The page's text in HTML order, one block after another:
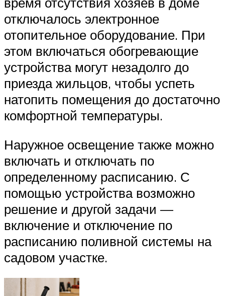
отключалось электронное
отопительное оборудование. При
этом включаться обогревающие
устройства могут незадолго до
приезда жильцов, чтобы успеть
натопить помещения до достаточно
комфортной температуры.
Наружное освещение также можно
включать и отключать по
определенному расписанию. С
помощью устройства возможно
решение и другой задачи —
включение и отключение по
расписанию поливной системы на
садовом участке.